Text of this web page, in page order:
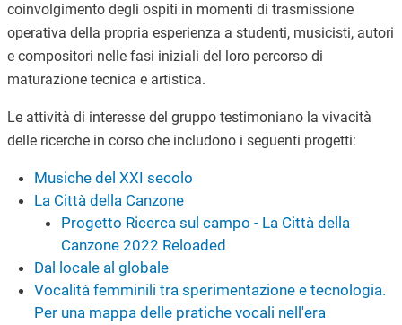
coinvolgimento degli ospiti in momenti di trasmissione
operativa della propria esperienza a studenti, musicisti, autori
e compositori nelle fasi iniziali del loro percorso di
maturazione tecnica e artistica.
Le attività di interesse del gruppo testimoniano la vivacità
delle ricerche in corso che includono i seguenti progetti:
Musiche del XXI secolo
La Città della Canzone
Progetto Ricerca sul campo - La Città della
Canzone 2022 Reloaded
Dal locale al globale
Vocalità femminili tra sperimentazione e tecnologia.
Per una mappa delle pratiche vocali nell'era